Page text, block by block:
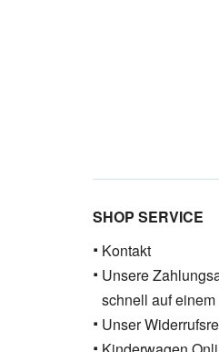
SHOP SERVICE
Kontakt
Unsere
schnell auf
Unser